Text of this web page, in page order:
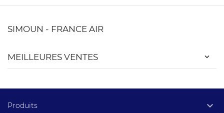
SIMOUN - FRANCE AIR
MEILLEURES VENTES
Produits 